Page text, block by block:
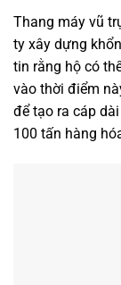
Thang máy vũ
ty xây dựng
tin rằng hộ có
vào thời điểm
để tạo ra cáp
100 tấn hàng